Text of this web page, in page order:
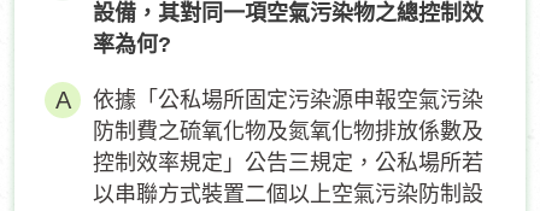
設備，其對同一項空氣污染物之總控制效
率為何?
依據「公私場所固定污染源申報空氣污染
防制費之硫氧化物及氮氧化物排放係數及
控制效率規定」公告三規定，公私場所若
以串聯方式裝置二個以上空氣污染防制設